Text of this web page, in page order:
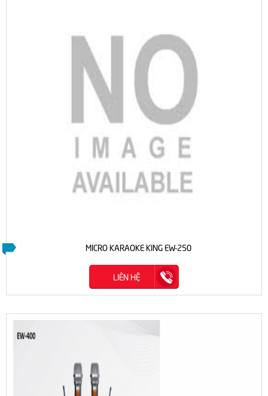
MICRO KARAOKE KING EW-250
LIÊN HỆ